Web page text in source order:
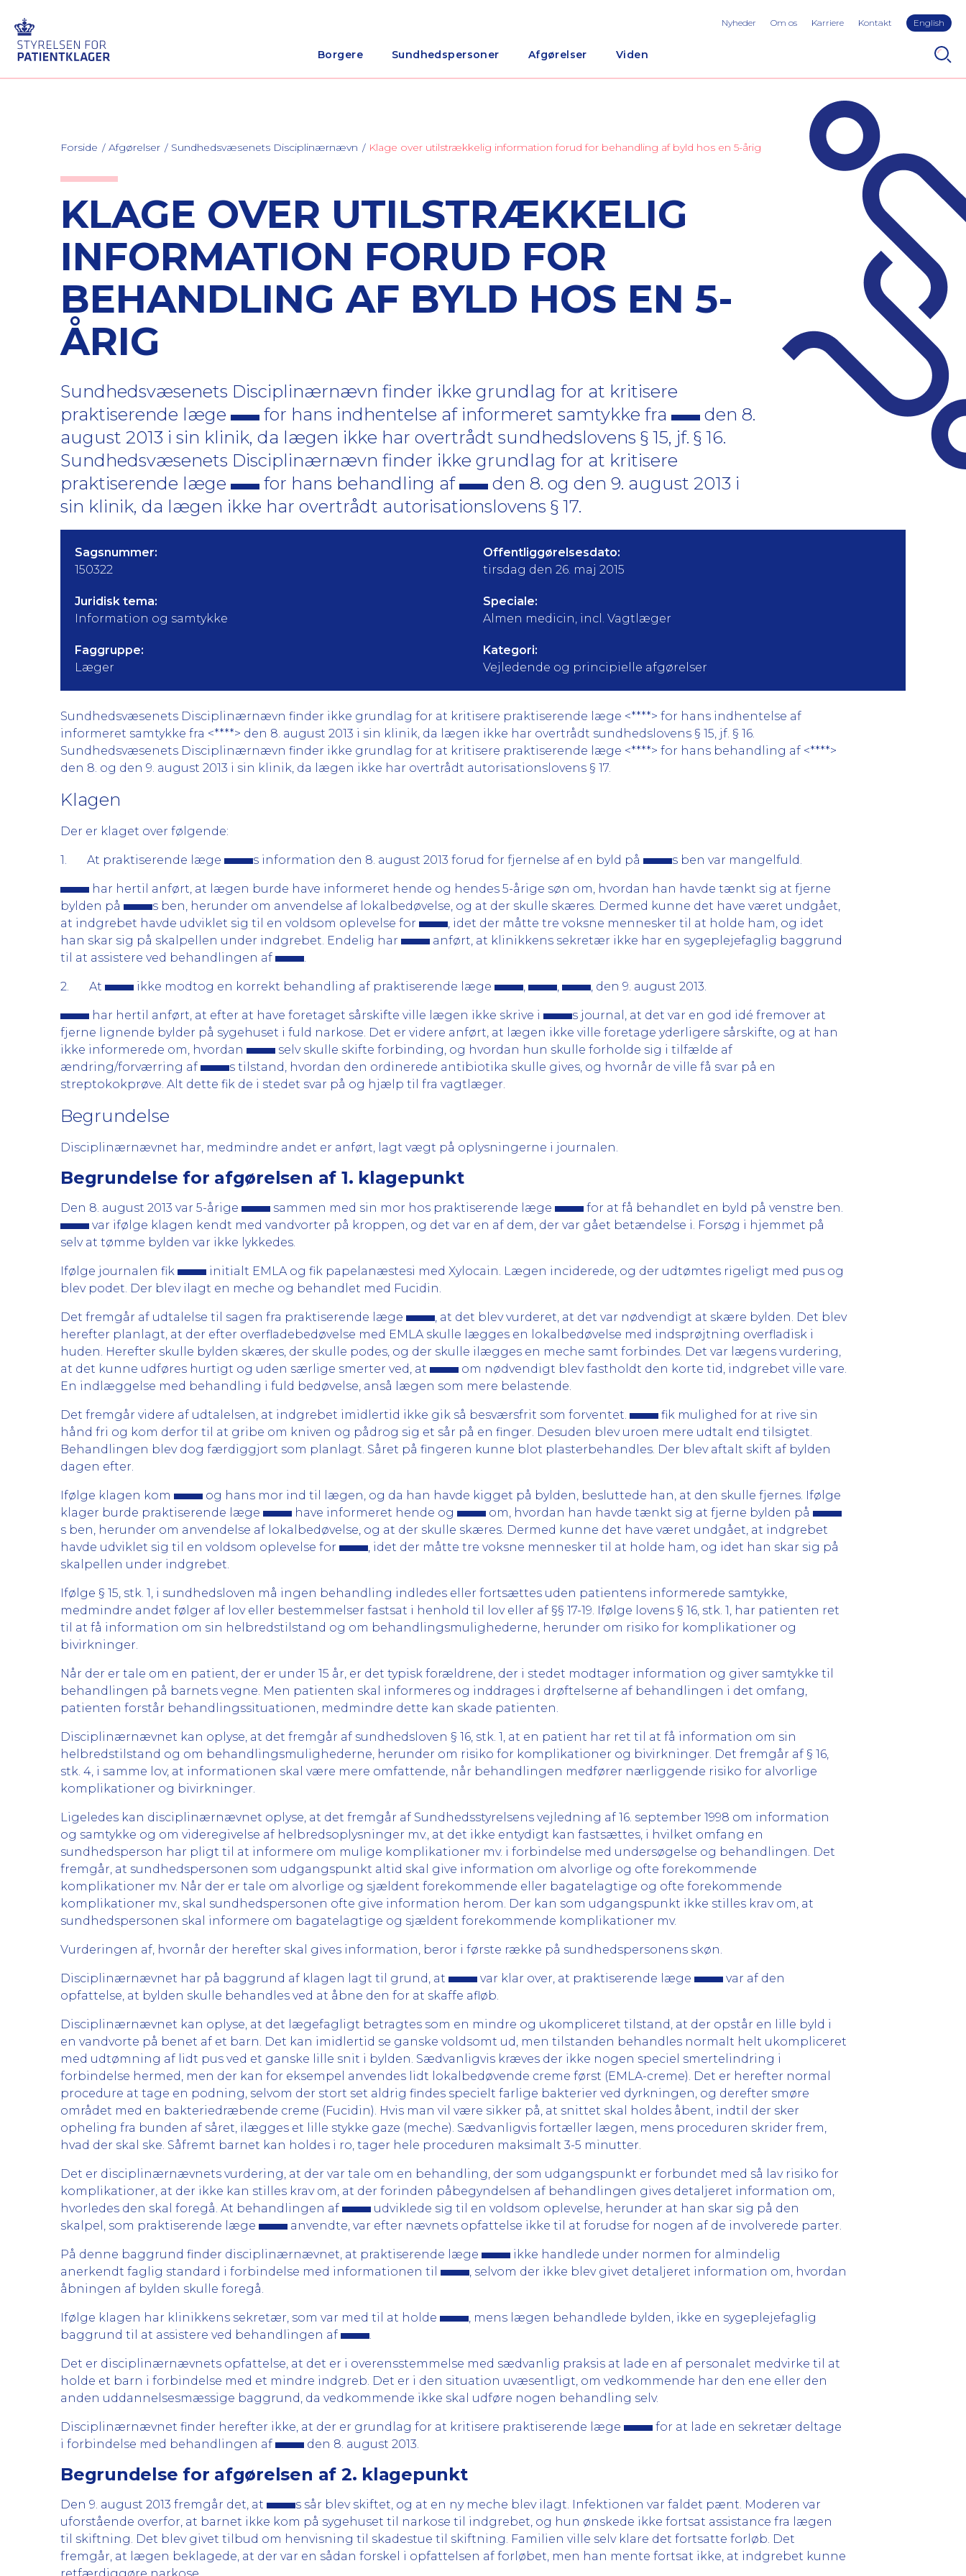
Borgere Sundhedspersoner Afgørelser Viden
Nyheder Om os Karriere Kontakt English
Forside Afgørelser Sundhedsvæsenets Disciplinærnævn Klage over utilstrækkelig information forud for behandling af byld hos en 5-årig
KLAGE OVER UTILSTRÆKKELIG
INFORMATION FORUD FOR
BEHANDLING AF BYLD HOS EN 5-
ÅRIG
Sundhedsvæsenets Disciplinærnævn finder ikke grundlag for at kritisere
praktiserende læge
for hans indhentelse af informeret samtykke fra
den 8.
august 2013 i sin klinik, da lægen ikke har overtrådt sundhedslovens § 15, jf. § 16.
Sundhedsvæsenets Disciplinærnævn finder ikke grundlag for at kritisere
praktiserende læge
for hans behandling af
den 8. og den 9. august 2013 i
sin klinik, da lægen ikke har overtrådt autorisationslovens § 17.
Sagsnummer:
150322
Offentliggørelsesdato:
tirsdag den 26. maj 2015
Juridisk tema:
Information og samtykke
Speciale:
Almen medicin, incl. Vagtlæger
Faggruppe:
Læger
Kategori:
Vejledende og principielle afgørelser
Sundhedsvæsenets Disciplinærnævn finder ikke grundlag for at kritisere praktiserende læge <****> for hans indhentelse af
informeret samtykke fra <****> den 8. august 2013 i sin klinik, da lægen ikke har overtrådt sundhedslovens § 15, jf. § 16.
Sundhedsvæsenets Disciplinærnævn finder ikke grundlag for at kritisere praktiserende læge <****> for hans behandling af <****>
den 8. og den 9. august 2013 i sin klinik, da lægen ikke har overtrådt autorisationslovens § 17.
Klagen
Der er klaget over følgende:
1. At praktiserende læge s information den 8. august 2013 forud for fjernelse af en byld på s ben var mangelfuld.
har hertil anført, at lægen burde have informeret hende og hendes 5-årige søn om, hvordan han havde tænkt sig at fjerne
bylden på
s ben, herunder om anvendelse af lokalbedøvelse, og at der skulle skæres. Dermed kunne det have været undgået,
at indgrebet havde udviklet sig til en voldsom oplevelse for
, idet der måtte tre voksne mennesker til at holde ham, og idet
han skar sig på skalpellen under indgrebet. Endelig har
anført, at klinikkens sekretær ikke har en sygeplejefaglig baggrund
til at assistere ved behandlingen af
.
2. At ikke modtog en korrekt behandling af praktiserende læge , , , den 9. august 2013.
har hertil anført, at efter at have foretaget sårskifte ville lægen ikke skrive i
s journal, at det var en god idé fremover at
fjerne lignende bylder på sygehuset i fuld narkose. Det er videre anført, at lægen ikke ville foretage yderligere sårskifte, og at han
ikke informerede om, hvordan
selv skulle skifte forbinding, og hvordan hun skulle forholde sig i tilfælde af
ændring/forværring af
s tilstand, hvordan den ordinerede antibiotika skulle gives, og hvornår de ville få svar på en
streptokokprøve. Alt dette fik de i stedet svar på og hjælp til fra vagtlæger.
Begrundelse
Disciplinærnævnet har, medmindre andet er anført, lagt vægt på oplysningerne i journalen.
Begrundelse for afgørelsen af 1. klagepunkt
Den 8. august 2013 var 5-årige sammen med sin mor hos praktiserende læge
for at få behandlet en byld på venstre ben.
var ifølge klagen kendt med vandvorter på kroppen, og det var en af dem, der var gået betændelse i. Forsøg i hjemmet på
selv at tømme bylden var ikke lykkedes.
Ifølge journalen fik
initialt EMLA og fik papelanæstesi med Xylocain. Lægen inciderede, og der udtømtes rigeligt med pus og
blev podet. Der blev ilagt en meche og behandlet med Fucidin.
Det fremgår af udtalelse til sagen fra praktiserende læge
, at det blev vurderet, at det var nødvendigt at skære bylden. Det blev
herefter planlagt, at der efter overfladebedøvelse med EMLA skulle lægges en lokalbedøvelse med indsprøjtning overfladisk i
huden. Herefter skulle bylden skæres, der skulle podes, og der skulle ilægges en meche samt forbindes. Det var lægens vurdering,
at det kunne udføres hurtigt og uden særlige smerter ved, at
om nødvendigt blev fastholdt den korte tid, indgrebet ville vare.
En indlæggelse med behandling i fuld bedøvelse, anså lægen som mere belastende.
Det fremgår videre af udtalelsen, at indgrebet imidlertid ikke gik så besværsfrit som forventet.
fik mulighed for at rive sin
hånd fri og kom derfor til at gribe om kniven og pådrog sig et sår på en finger. Desuden blev uroen mere udtalt end tilsigtet.
Behandlingen blev dog færdiggjort som planlagt. Såret på fingeren kunne blot plasterbehandles. Der blev aftalt skift af bylden
dagen efter.
Ifølge klagen kom
og hans mor ind til lægen, og da han havde kigget på bylden, besluttede han, at den skulle fjernes. Ifølge
klager burde praktiserende læge
have informeret hende og
om, hvordan han havde tænkt sig at fjerne bylden på
s ben, herunder om anvendelse af lokalbedøvelse, og at der skulle skæres. Dermed kunne det have været undgået, at indgrebet
havde udviklet sig til en voldsom oplevelse for
, idet der måtte tre voksne mennesker til at holde ham, og idet han skar sig på
skalpellen under indgrebet.
Ifølge § 15, stk. 1, i sundhedsloven må ingen behandling indledes eller fortsættes uden patientens informerede samtykke,
medmindre andet følger af lov eller bestemmelser fastsat i henhold til lov eller af §§ 17-19. Ifølge lovens § 16, stk. 1, har patienten ret
til at få information om sin helbredstilstand og om behandlingsmulighederne, herunder om risiko for komplikationer og
bivirkninger.
Når der er tale om en patient, der er under 15 år, er det typisk forældrene, der i stedet modtager information og giver samtykke til
behandlingen på barnets vegne. Men patienten skal informeres og inddrages i drøftelserne af behandlingen i det omfang,
patienten forstår behandlingssituationen, medmindre dette kan skade patienten.
Disciplinærnævnet kan oplyse, at det fremgår af sundhedsloven § 16, stk. 1, at en patient har ret til at få information om sin
helbredstilstand og om behandlingsmulighederne, herunder om risiko for komplikationer og bivirkninger. Det fremgår af § 16,
stk. 4, i samme lov, at informationen skal være mere omfattende, når behandlingen medfører nærliggende risiko for alvorlige
komplikationer og bivirkninger.
Ligeledes kan disciplinærnævnet oplyse, at det fremgår af Sundhedsstyrelsens vejledning af 16. september 1998 om information
og samtykke og om videregivelse af helbredsoplysninger mv., at det ikke entydigt kan fastsættes, i hvilket omfang en
sundhedsperson har pligt til at informere om mulige komplikationer mv. i forbindelse med undersøgelse og behandlingen. Det
fremgår, at sundhedspersonen som udgangspunkt altid skal give information om alvorlige og ofte forekommende
komplikationer mv. Når der er tale om alvorlige og sjældent forekommende eller bagatelagtige og ofte forekommende
komplikationer mv., skal sundhedspersonen ofte give information herom. Der kan som udgangspunkt ikke stilles krav om, at
sundhedspersonen skal informere om bagatelagtige og sjældent forekommende komplikationer mv.
Vurderingen af, hvornår der herefter skal gives information, beror i første række på sundhedspersonens skøn.
Disciplinærnævnet har på baggrund af klagen lagt til grund, at var klar over, at praktiserende læge
var af den
opfattelse, at bylden skulle behandles ved at åbne den for at skaffe afløb.
Disciplinærnævnet kan oplyse, at det lægefagligt betragtes som en mindre og ukompliceret tilstand, at der opstår en lille byld i
en vandvorte på benet af et barn. Det kan imidlertid se ganske voldsomt ud, men tilstanden behandles normalt helt ukompliceret
med udtømning af lidt pus ved et ganske lille snit i bylden. Sædvanligvis kræves der ikke nogen speciel smertelindring i
forbindelse hermed, men der kan for eksempel anvendes lidt lokalbedøvende creme først (EMLA-creme). Det er herefter normal
procedure at tage en podning, selvom der stort set aldrig findes specielt farlige bakterier ved dyrkningen, og derefter smøre
området med en bakteriedræbende creme (Fucidin). Hvis man vil være sikker på, at snittet skal holdes åbent, indtil der sker
opheling fra bunden af såret, ilægges et lille stykke gaze (meche). Sædvanligvis fortæller lægen, mens proceduren skrider frem,
hvad der skal ske. Såfremt barnet kan holdes i ro, tager hele proceduren maksimalt 3-5 minutter.
Det er disciplinærnævnets vurdering, at der var tale om en behandling, der som udgangspunkt er forbundet med så lav risiko for
komplikationer, at der ikke kan stilles krav om, at der forinden påbegyndelsen af behandlingen gives detaljeret information om,
hvorledes den skal foregå. At behandlingen af
udviklede sig til en voldsom oplevelse, herunder at han skar sig på den
skalpel, som praktiserende læge
anvendte, var efter nævnets opfattelse ikke til at forudse for nogen af de involverede parter.
På denne baggrund finder disciplinærnævnet, at praktiserende læge
ikke handlede under normen for almindelig
anerkendt faglig standard i forbindelse med informationen til
, selvom der ikke blev givet detaljeret information om, hvordan
åbningen af bylden skulle foregå.
Ifølge klagen har klinikkens sekretær, som var med til at holde
, mens lægen behandlede bylden, ikke en sygeplejefaglig
baggrund til at assistere ved behandlingen af
.
Det er disciplinærnævnets opfattelse, at det er i overensstemmelse med sædvanlig praksis at lade en af personalet medvirke til at
holde et barn i forbindelse med et mindre indgreb. Det er i den situation uvæsentligt, om vedkommende har den ene eller den
anden uddannelsesmæssige baggrund, da vedkommende ikke skal udføre nogen behandling selv.
Disciplinærnævnet finder herefter ikke, at der er grundlag for at kritisere praktiserende læge
for at lade en sekretær deltage
i forbindelse med behandlingen af
den 8. august 2013.
Begrundelse for afgørelsen af 2. klagepunkt
Den 9. august 2013 fremgår det, at
s sår blev skiftet, og at en ny meche blev ilagt. Infektionen var faldet pænt. Moderen var
uforstående overfor, at barnet ikke kom på sygehuset til narkose til indgrebet, og hun ønskede ikke fortsat assistance fra lægen
til skiftning. Det blev givet tilbud om henvisning til skadestue til skiftning. Familien ville selv klare det fortsatte forløb. Det
fremgår, at lægen beklagede, at der var en sådan forskel i opfattelsen af forløbet, men han mente fortsat ikke, at indgrebet kunne